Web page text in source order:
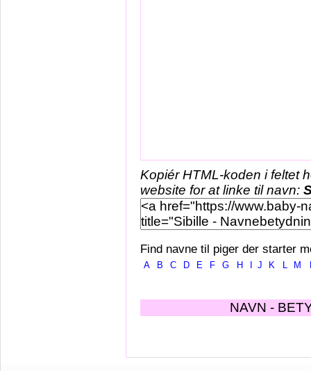
Kopiér HTML-koden i feltet
website for at linke til navn:
Find navne til piger der starter
A B C D E F G H J K L M
NAVN -